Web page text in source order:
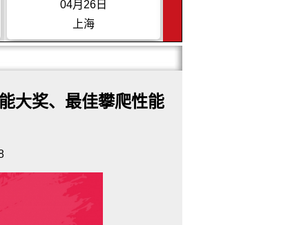
05月24日
四川成都
大奖、最佳攀爬性能